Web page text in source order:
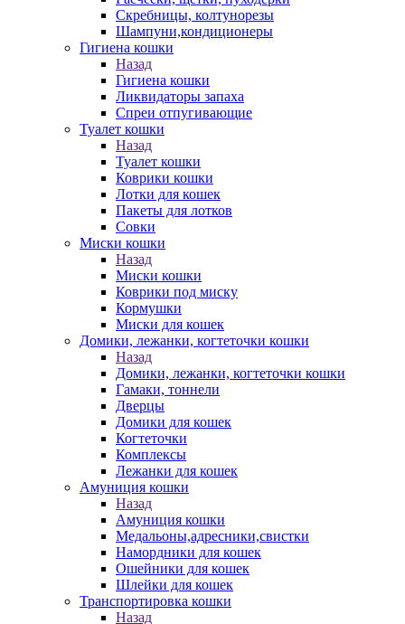
Скребницы, колтунорезы
Шампуни,кондиционеры
Гигиена кошки
Назад
Гигиена кошки
Ликвидаторы запаха
Спреи отпугивающие
Туалет кошки
Назад
Туалет кошки
Коврики кошки
Лотки для кошек
Пакеты для лотков
Совки
Миски кошки
Назад
Миски кошки
Коврики под миску
Кормушки
Миски для кошек
Домики, лежанки, когтеточки кошки
Назад
Домики, лежанки, когтеточки кошки
Гамаки, тоннели
Дверцы
Домики для кошек
Когтеточки
Комплексы
Лежанки для кошек
Амуниция кошки
Назад
Амуниция кошки
Медальоны,адресники,свистки
Намордники для кошек
Ошейники для кошек
Шлейки для кошек
Транспортировка кошки
Назад